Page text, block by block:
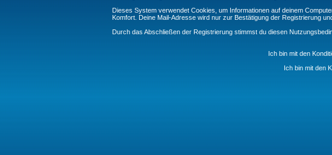
Dieses System verwendet Cookies, um Informationen auf deinem
Komfort. Deine Mail-Adresse wird nur zur Bestätigung der Registrierung
Durch das Abschließen der Registrierung stimmst du diesen
Ich bin mit den
Ich bin mit den